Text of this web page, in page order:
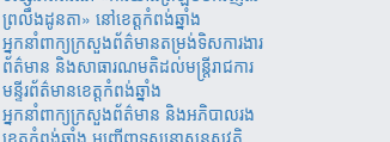
ព្រលឹងដូនតា» នៅខេត្តកំពង់ឆ្នាំង
អ្នកនាំពាក្យក្រសួងព័ត៌មានតម្រង់ទិសការងារ
ព័ត៌មាន និងសាធារណមតិដល់មន្រ្តីរាជការ
មន្ទីរព័ត៌មានខេត្តកំពង់ឆ្នាំង
អ្នកនាំពាក្យក្រសួងព័ត៌មាន និងអភិបាលរង